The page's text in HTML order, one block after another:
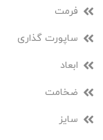
فرمت
ساپورت گذاری
ابعاد
ضخامت
سایز